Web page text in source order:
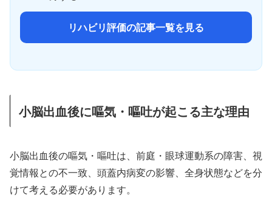
リハビリ評価の記事一覧を見る
小脳出血後に嘔気・嘔吐が起こる主な理由
小脳出血後の嘔気・嘔吐は、前庭・眼球運動系の障害、視
覚情報との不一致、頭蓋内病変の影響、全身状態などを分
けて考える必要があります。